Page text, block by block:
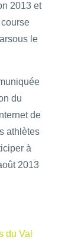
2013 et
le
du
de
athlètes
à
2013
du Val